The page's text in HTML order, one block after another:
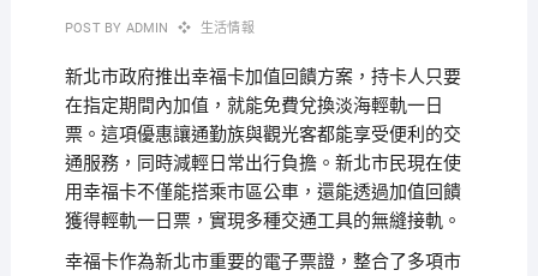
POST BY ADMIN 生活情報
新北市政府推出幸福卡加值回饋方案，持卡人只要
在指定期間內加值，就能免費兌換淡海輕軌一日
票。這項優惠讓通勤族與觀光客都能享受便利的交
通服務，同時減輕日常出行負擔。新北市民現在使
用幸福卡不僅能搭乘市區公車，還能透過加值回饋
獲得輕軌一日票，實現多種交通工具的無縫接軌。
幸福卡作為新北市重要的電子票證，整合了多項市